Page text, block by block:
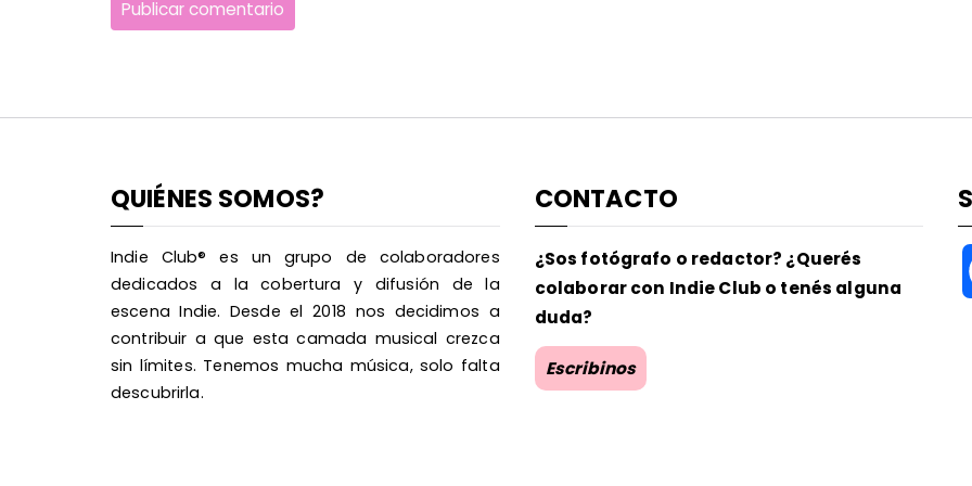
QUIÉNES SOMOS?
Indie Club® es un grupo de colaboradores
dedicados a la cobertura y difusión de la
escena Indie. Desde el 2018 nos decidimos a
contribuir a que esta camada musical crezca
sin límites. Tenemos mucha música, solo falta
descubrirla.
CONTACTO
¿Sos fotógrafo o redactor? ¿Querés
colaborar con Indie Club o tenés alguna
duda?
Escribinos